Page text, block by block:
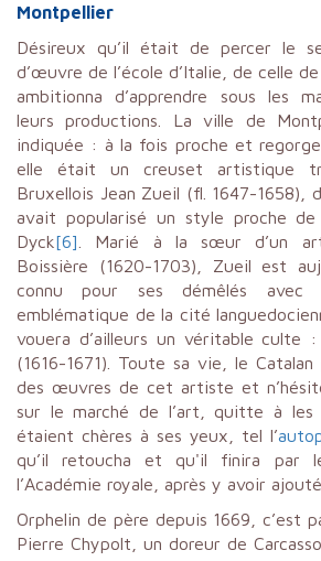
Montpellier
Désireux qu’il était de percer le
d’œuvre de l’école d’Italie, de celle
ambitionna d’apprendre sous les
leurs productions. La ville de
indiquée : à la fois proche et
elle était un creuset artistique
Bruxellois Jean Zueil (fl. 1647-1658),
avait popularisé un style proche
Dyck[6]
. Marié à la sœur d’un
Boissière (1620-1703), Zueil est
connu pour ses démêlés avec
emblématique de la cité
vouera d’ailleurs un véritable culte :
(1616-1671). Toute sa vie, le
des œuvres de cet artiste et
sur le marché de l’art, quitte à les
étaient chères à ses yeux, tel l’
qu’il retoucha et qu'il finira par
l’Académie royale, après y avoir
Orphelin de père depuis 1669, c’est
Pierre Chypolt, un doreur de